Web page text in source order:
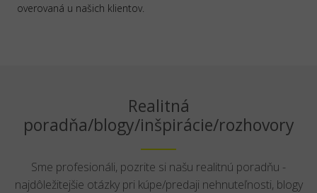
overovaná u našich klientov.
Realitná
poradňa/blogy/inšpirácie/rozhovory
Sme profesionáli, pozrite si našu realitnú poradňu -
najdôležitejšie otázky pri kúpe/predaji nehnuteľnosti, blogy